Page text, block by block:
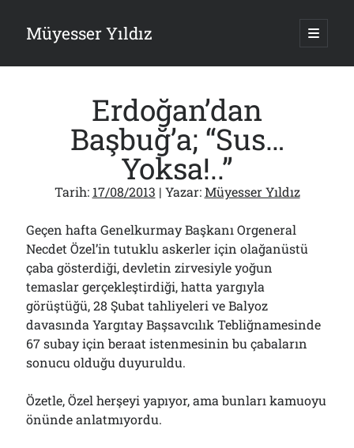
Müyesser Yıldız ana
Yan
Menü
15 Temmuz Soruları… Nasuh Mahruki’nin “Suçu”!..
03/08/2026
Er Gaziler 20 Gün Sonra Gelen MSB Heyetine Böyle İsyan Etti:“Bizi
Teröristlere G……yle Güldürdünüz”
01/08/2026
Papazın “Komutanı” Ayasofya ve Patrikhane İçin ABD’yi Göreve
Çağırdı!..
31/07/2026
Bölmediğiniz Bir O Kalmıştı!..
Erdoğan’dan
Başbuğ’a; “Sus…
Yoksa!..”
Tarih: 17/08/2013 | Yazar:Müyesser Yıldız
Geçen hafta Genelkurmay Başkanı Orgeneral
Necdet Özel’in tutuklu askerler için olağanüstü
çaba gösterdiği, devletin zirvesiyle yoğun
temaslar gerçekleştirdiği, hatta yargıyla
görüştüğü, 28 Şubat tahliyeleri ve Balyoz
davasında Yargıtay Başsavcılık Tebliğnamesinde
67 subay için beraat istenmesinin bu çabaların
sonucu olduğu duyuruldu.
Özetle, Özel herşeyi yapıyor, ama bunları kamuoyu
önünde anlatmıyordu.